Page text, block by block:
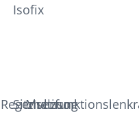
Isofix
Regensensor
Sitzheizung